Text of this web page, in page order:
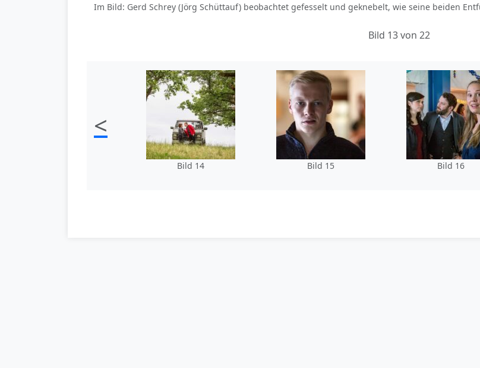
Im Bild: Gerd Schrey (Jörg Schüttauf) beobachtet gefesselt und geknebelt, wie seine beiden
Bild 13 von 22
<
Bild 14 Bild 15 Bild 16